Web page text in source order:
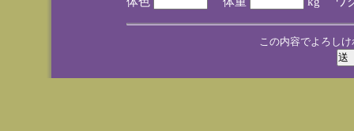
この内容でよろし